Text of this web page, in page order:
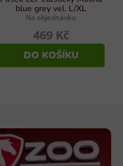
blue grey vel. L/XL
Na objednávku
469 Kč
DO KOŠÍKU